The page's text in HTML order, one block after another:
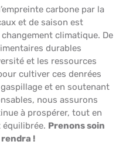
carbone par la
et de saison est
climatique. De
durables
et les ressources
cultiver ces denrées
et en soutenant
nous assurons
à prospérer, tout en
équilibrée. Prenons soin
!